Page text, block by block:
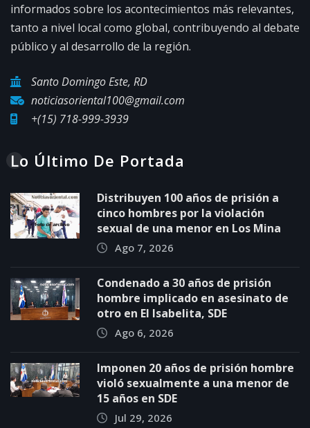
informados sobre los acontecimientos más relevantes,
tanto a nivel local como global, contribuyendo al debate
público y al desarrollo de la región.
Santo Domingo Este, RD
noticiasoriental100@gmail.com
+(15) 718-999-3939
Lo Último De Portada
Distribuyen 100 años de prisión a
cinco hombres por la violación
sexual de una menor en Los Mina
Ago 7, 2026
Condenado a 30 años de prisión
hombre implicado en asesinato de
otro en El Isabelita, SDE
Ago 6, 2026
Imponen 20 años de prisión hombre
violó sexualmente a una menor de
15 años en SDE
Jul 29, 2026